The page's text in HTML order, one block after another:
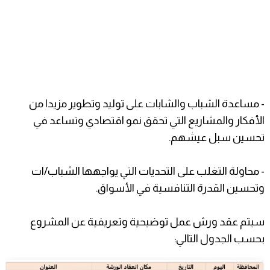
- مساعدة الشباب والشابات على توليد وتطوير مزيدا من
الأفكار والمشاريع التي تحقق نمو اقتصادي وتساعد في
تحسين سبل عيشهم.
- محاولة التغلب على التحديات التي يواجهها الشباب/ات
وتحسين القدرة التنافسية في الأسواق.
سيتم عقد ورش عمل توضيحية وتعريفية عن المشروع
بحسب الجدول التالي: